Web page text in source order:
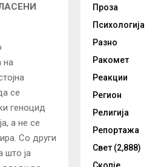
на
се
геноцид
а не се
Со други
што ја
Проза
Психологија
Разно
Ракомет
Реакции
Регион
Религија
Репортажа
Свет (2,888)